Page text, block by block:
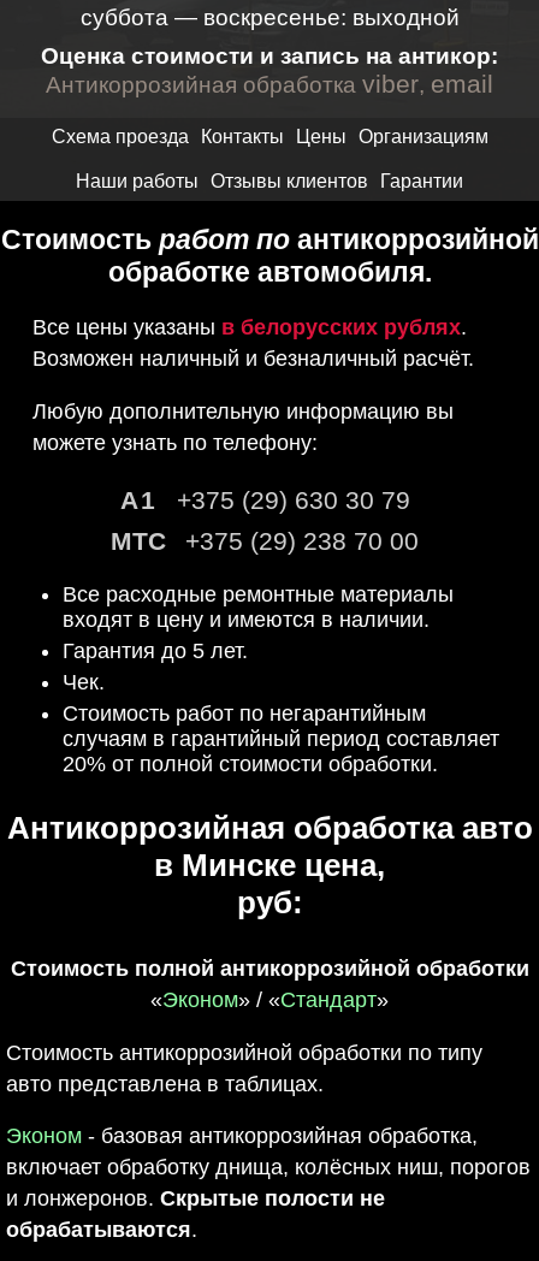
суббота — воскресенье: выходной
Оценка стоимости и запись на антикор:
Антикоррозийная обработка viber, email
Схема проезда Контакты Цены Организациям
Наши работы Отзывы клиентов Гарантии
Стоимость работ по антикоррозийной
обработке автомобиля.
Все цены указаны в белорусских рублях.
Возможен наличный и безналичный расчёт.
Любую дополнительную информацию вы
можете узнать по телефону:
+375 (29) 630 30 79
+375 (29) 238 70 00
Все расходные ремонтные материалы
входят в цену и имеются в наличии.
Гарантия до 5 лет.
Чек.
Стоимость работ по негарантийным
случаям в гарантийный период составляет
20% от полной стоимости обработки.
Антикоррозийная обработка авто
в Минске цена,
руб:
Стоимость полной антикоррозийной обработки
«Эконом» / «Стандарт»
Стоимость антикоррозийной обработки по типу
авто представлена в таблицах.
Эконом - базовая антикоррозийная обработка,
включает обработку днища, колёсных ниш, порогов
и лонжеронов. Скрытые полости не
обрабатываются.